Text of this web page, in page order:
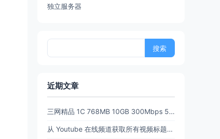
独立服务器
近期文章
三网精品 1C 768MB 10GB 300Mbps 512GB流量6.5 折后 $3.89/月 $38.94/年 PanStar US Pre【限时65折闪购】
从 Youtube 在线频道获取所有视频标题和链接 (URL)【20260702亲测有效】